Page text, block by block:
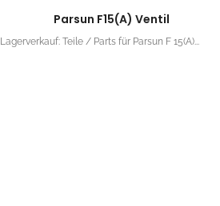
Parsun F15(A) Ventil
Lagerverkauf: Teile / Parts für Parsun F 15(A)...